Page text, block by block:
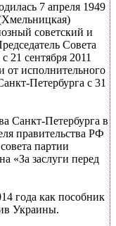
7 апреля 1949
советский и
Совета
21 сентября 2011
от исполнительного
Петербурга с 31
Санкт-Петербурга в
правительства РФ
партии
«За заслуги перед
года как пособник
Украины.